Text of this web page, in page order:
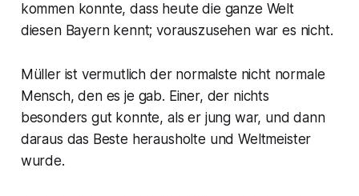
kommen konnte, dass heute die ganze Welt
diesen Bayern kennt; vorauszusehen war es nicht.
Müller ist vermutlich der normalste nicht normale
Mensch, den es je gab. Einer, der nichts
besonders gut konnte, als er jung war, und dann
daraus das Beste herausholte und Weltmeister
wurde.